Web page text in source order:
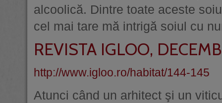
alcoolică. Dintre toate aceste
cel mai tare mă intrigă soiul cu
REVISTA IGLOO,
http://www.igloo.ro/habitat/144-145
Atunci când un arhitect şi un